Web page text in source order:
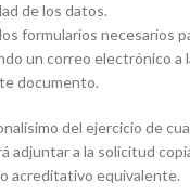
de los datos.
formularios necesarios
un correo electrónico a
documento.
del ejercicio de
adjuntar a la solicitud
acreditativo equivalente.